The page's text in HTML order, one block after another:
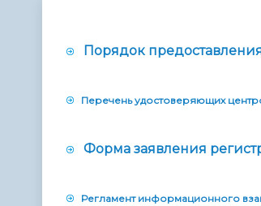
Порядок
Перечень удостоверяющих
Форма заявления
Регламент информационного